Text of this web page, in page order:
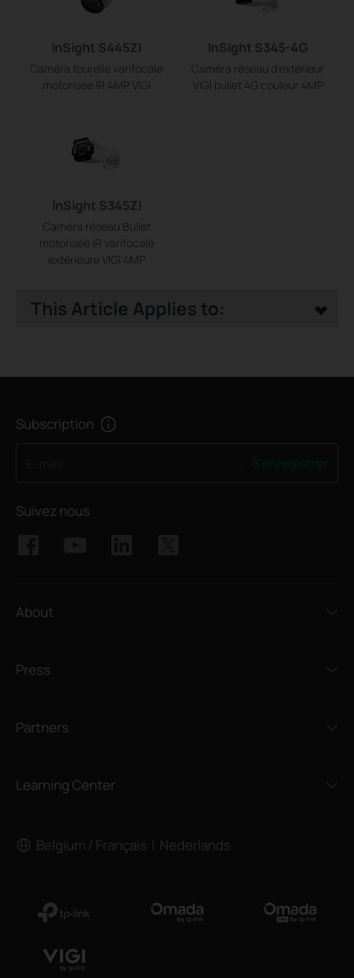
InSight S445ZI
Caméra tourelle varifocale
motorisée IR 4MP VIGI
InSight S345-4G
Caméra réseau d'extérieur
VIGI bullet 4G couleur 4MP
InSight S345ZI
Caméra réseau Bullet
motorisée IR varifocale
extérieure VIGI 4MP
This Article Applies to:
Subscription
Suivez nous
About
Press
Partners
Learning Center
Belgium / Français Nederlands